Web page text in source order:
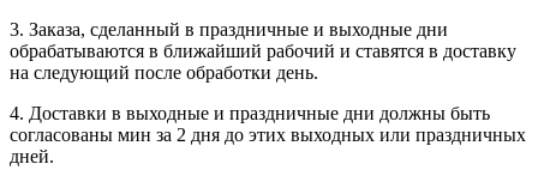
3. Заказа, сделанный в праздничные и выходные дни
обрабатываются в ближайший рабочий и ставятся в доставку
на следующий после обработки день.
4. Доставки в выходные и праздничные дни должны быть
согласованы мин за 2 дня до этих выходных или праздничных
дней.